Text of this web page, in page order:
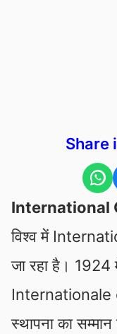
Share
International
विश्व में
जा रहा है।
Internationale
स्थापना का